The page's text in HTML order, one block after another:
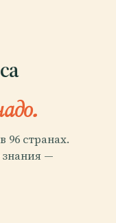
96 странах.
—